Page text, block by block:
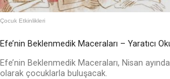
Çocuk Etkinlikleri
Efe’nin Beklenmedik Maceraları – Yaratıcı
Efe’nin Beklenmedik Maceraları, Nisan
olarak çocuklarla buluşacak.